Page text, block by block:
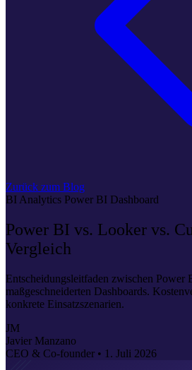
Zurück zum Blog
BI Analytics Power BI Dashboard
Power BI vs. Looker vs.
Vergleich
Entscheidungsleitfaden zwischen Power
maßgeschneiderten Dashboards.
konkrete Einsatzszenarien.
JM
Javier Manzano
CEO & Co-founder • 1. Juli 2026